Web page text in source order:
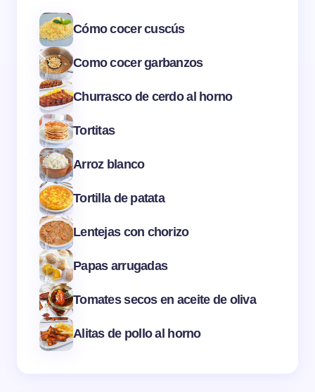
Cómo cocer cuscús
Como cocer garbanzos
Churrasco de cerdo al horno
Tortitas
Arroz blanco
Tortilla de patata
Lentejas con chorizo
Papas arrugadas
Tomates secos en aceite de oliva
Alitas de pollo al horno